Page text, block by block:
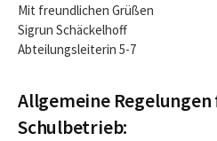
Mit freundlichen Grüßen
Sigrun Schäckelhoff
Abteilungsleiterin 5-7
Allgemeine Regelungen
Schulbetrieb: